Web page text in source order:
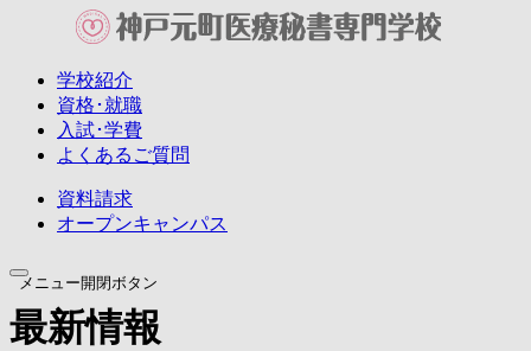
学校紹介
資格･就職
入試･学費
よくあるご質問
資料請求
オープンキャンパス
メニュー開閉ボタン
最新情報